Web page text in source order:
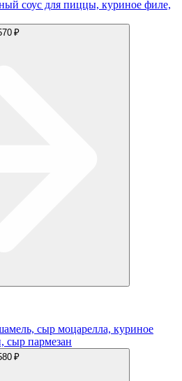
соус для пиццы, куриное филе,
₽
сыр моцарелла, куриное
сыр пармезан
₽